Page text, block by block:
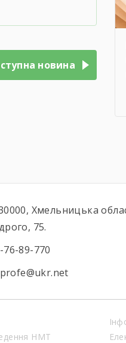
новина
Хмельницька
75.
76-89-770
НМТ